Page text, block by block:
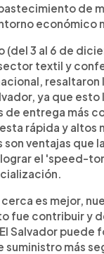
de
económico
(del 3 al 6 de
textil y
resaltaron
ya que esto
entrega más
rápida y altos
ventajas que
lograr el 'speed-
es mejor,
fue contribuir y
Salvador puede
suministro más